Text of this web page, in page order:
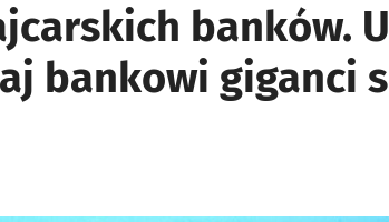
banków.
bankowi giganci